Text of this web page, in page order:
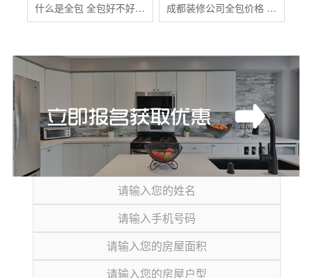
什么是全包 全包好不好 全包装修注意事项有哪些 成都装修公司全包价格 成都全包装修多少钱一平